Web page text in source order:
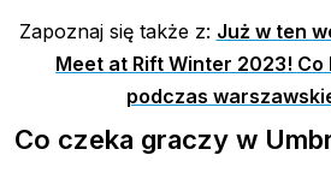
Zapoznaj się także z: Już w ten
Meet at Rift Winter 2023! Co
podczas
Co czeka graczy w